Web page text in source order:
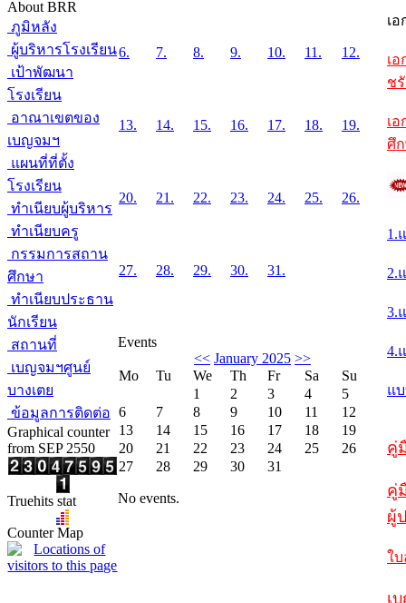
About BRR
ภูมิหลัง
ผู้บริหารโรงเรียน
เป้าพัฒนา
โรงเรียน
อาณาเขตของ
เบญจมฯ
แผนที่ที่ตั้ง
โรงเรียน
ทำเนียบผู้บริหาร
ทำเนียบครู
กรรมการสถาน
ศึกษา
ทำเนียบประธาน
นักเรียน
สถานที่
เบญจมฯศูนย์
บางเตย
ข้อมูลการติดต่อ
Graphical counter
from SEP 2550
Truehits stat
Counter Map
6. 7. 8. 9. 10. 11. 12.
13. 14. 15. 16. 17. 18. 19.
20. 21. 22. 23. 24. 25. 26.
27. 28. 29. 30. 31.
Events
<< January 2025 >>
Mo
Tu We Th Fr Sa
Su
1
2 3 4
5
6
7 8 9 10 11
12
13
14 15 16 17 18
19
20
21 22 23 24 25
26
27
28 29 30 31
No events.
เ
เ
ช
เ
ศึ
1.
2.
3.
4.
แ
คู่
คู่
ผู้
ใ
เ